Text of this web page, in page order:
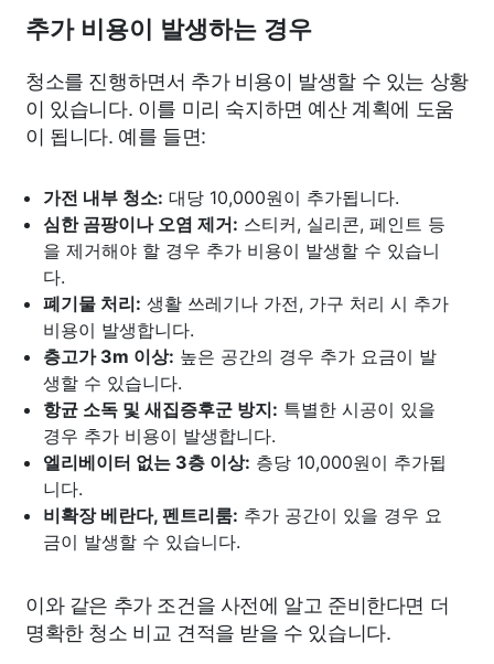
추가 비용이 발생하는 경우
청소를 진행하면서 추가 비용이 발생할 수 있는 상황
이 있습니다. 이를 미리 숙지하면 예산 계획에 도움
이 됩니다. 예를 들면:
가전 내부 청소: 대당 10,000원이 추가됩니다.
심한 곰팡이나 오염 제거: 스티커, 실리콘, 페인트 등
을 제거해야 할 경우 추가 비용이 발생할 수 있습니
다.
폐기물 처리: 생활 쓰레기나 가전, 가구 처리 시 추가
비용이 발생합니다.
층고가 3m 이상: 높은 공간의 경우 추가 요금이 발
생할 수 있습니다.
항균 소독 및 새집증후군 방지: 특별한 시공이 있을
경우 추가 비용이 발생합니다.
엘리베이터 없는 3층 이상: 층당 10,000원이 추가됩
니다.
비확장 베란다, 펜트리룸: 추가 공간이 있을 경우 요
금이 발생할 수 있습니다.
이와 같은 추가 조건을 사전에 알고 준비한다면 더
명확한 청소 비교 견적을 받을 수 있습니다.